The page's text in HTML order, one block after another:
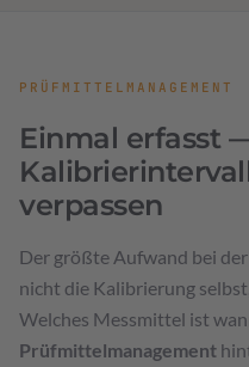
PRÜFMITTELMANAGEMENT
Einmal erfasst
verpassen
Der größte Aufwand bei
nicht die Kalibrierung
Welches Messmittel ist
Prüfmittelmanagement